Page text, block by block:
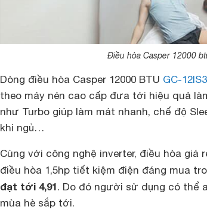
Điều hòa Casper 12000
Dòng điều hòa Casper 12000 BTU GC-
theo máy nén cao cấp đưa tới hiệu quả
như Turbo giúp làm mát nhanh, chế độ
khi ngủ…
Cùng với công nghệ inverter, điều hòa giá
điều hòa 1,5hp tiết kiệm điện đáng mua
đạt tới 4,91. Do đó người sử dụng có thể
mùa hè sắp tới.